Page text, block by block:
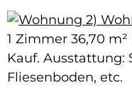
1 Zimmer 36,70
Kauf. Ausstattung:
Fliesenboden, etc.